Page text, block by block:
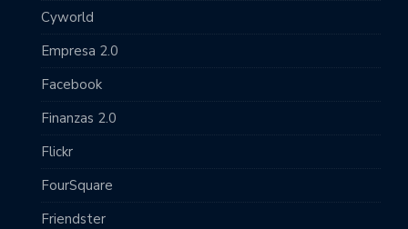
Cyworld
Empresa 2.0
Facebook
Finanzas 2.0
Flickr
FourSquare
Friendster